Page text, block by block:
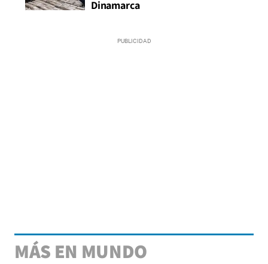
Dinamarca
MÁS EN MUNDO